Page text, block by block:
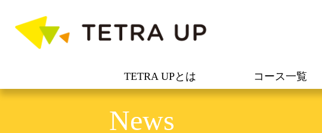
TETRA UPとは コース一覧
News